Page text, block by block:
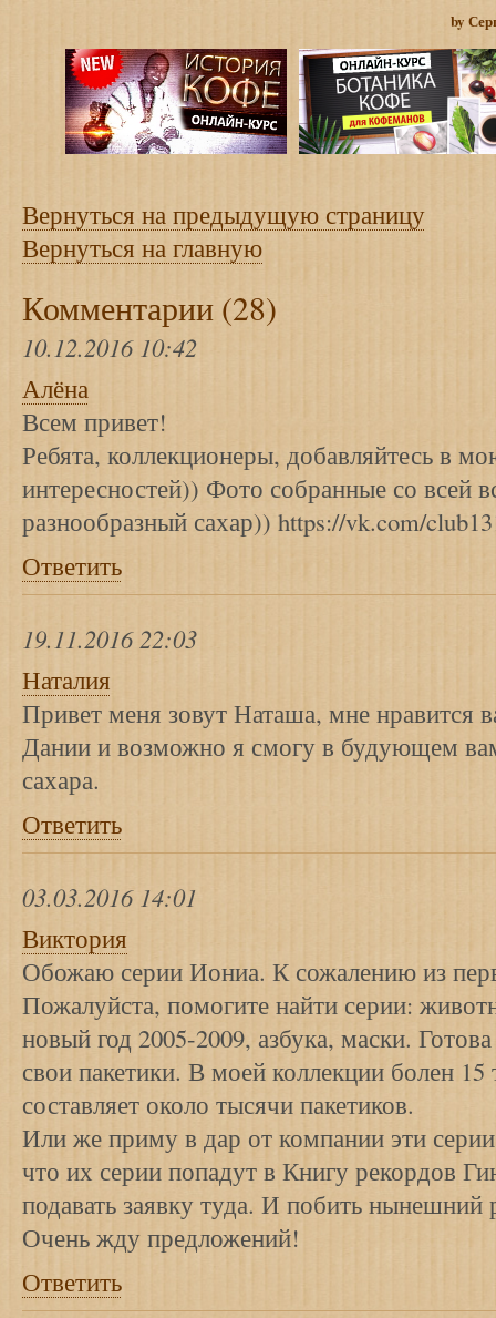
by
Вернуться на предыдущую страницу
Вернуться на главную
Комментарии (28)
10.12.2016 10:42
Алёна
Всем привет!
Ребята, коллекционеры, добавляйтесь в
интересностей)) Фото собранные со всей
разнообразный сахар)) https://vk.com/
Ответить
19.11.2016 22:03
Наталия
Привет меня зовут Наташа, мне нравится
Дании и возможно я смогу в будующем
сахара.
Ответить
03.03.2016 14:01
Виктория
Обожаю серии Иониа. К сожалению из
Пожалуйста, помогите найти серии:
новый год 2005-2009, азбука, маски.
свои пакетики. В моей коллекции болен
составляет около тысячи пакетиков.
Или же приму в дар от компании эти
что их серии попадут в Книгу рекордов
подавать заявку туда. И побить нынешний
Очень жду предложений!
Ответить